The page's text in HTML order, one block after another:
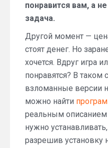
понравится вам, а
задача.
Другой момент —
стоят денег. Но
хочется. Вдруг игра
понравятся? В таком
взломанные версии
можно найти
реальным
нужно
разрешив установку